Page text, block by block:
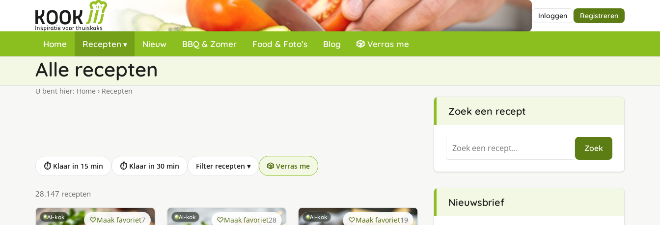
Inloggen Registreren
Home Recepten Nieuw BBQ & Zomer Food & Foto’s Blog 🎲 Verras me
Alle recepten
U bent hier: Home › Recepten
⏱ Klaar in 15 min ⏱ Klaar in 30 min Filter recepten ▾ 🎲 Verras me
28.147 recepten
AI-kok Maak favoriet7 AI-kok Maak favoriet28 AI-kok Maak favoriet19
Zoek een recept
Zoeken
naar:
Zoek
Nieuwsbrief